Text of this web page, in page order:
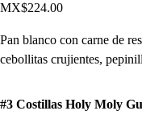
MX$224.00
Pan blanco con carne de
cebollitas crujientes,
#3 Costillas Holy Moly